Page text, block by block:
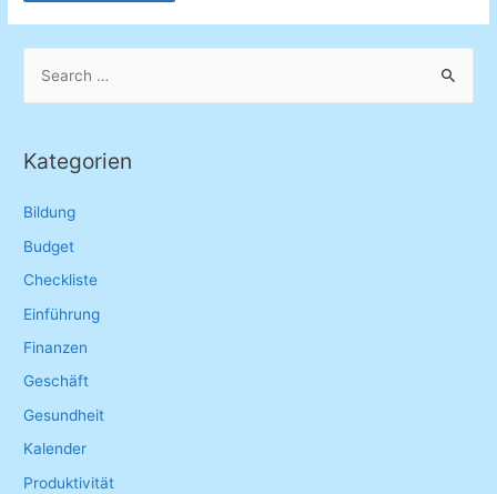
r
h
f
o
Kategorien
Bildung
Budget
Checkliste
Einführung
Finanzen
Geschäft
Gesundheit
Kalender
Produktivität